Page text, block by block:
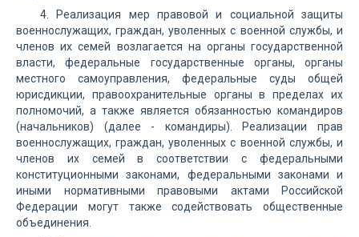
4. Реализация мер правовой и социальной защиты
военнослужащих, граждан, уволенных с военной службы, и
членов их семей возлагается на органы государственной
власти, федеральные государственные органы, органы
местного самоуправления, федеральные суды общей
юрисдикции, правоохранительные органы в пределах их
полномочий, а также является обязанностью командиров
(начальников) (далее - командиры). Реализации прав
военнослужащих, граждан, уволенных с военной службы, и
членов их семей в соответствии с федеральными
конституционными законами, федеральными законами и
иными нормативными правовыми актами Российской
Федерации могут также содействовать общественные
объединения.